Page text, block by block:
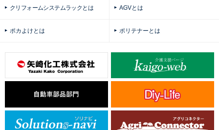
クリフォームシステムラックとは AGVとは
ポカよけとは ポリテナーとは